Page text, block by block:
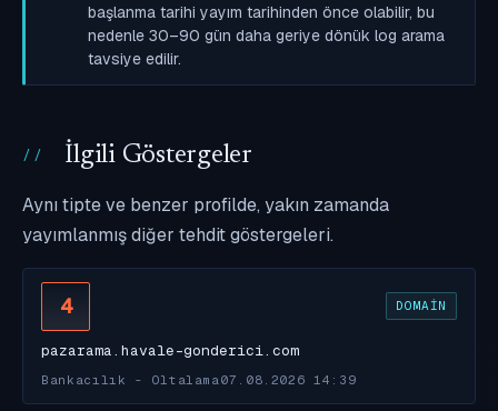
başlanma tarihi yayım tarihinden önce olabilir, bu
nedenle 30–90 gün daha geriye dönük log arama
tavsiye edilir.
İlgili Göstergeler
Aynı tipte ve benzer profilde, yakın zamanda
yayımlanmış diğer tehdit göstergeleri.
4 DOMAIN
pazarama.havale-gonderici.com
Bankacılık - Oltalama 07.08.2026 14:39